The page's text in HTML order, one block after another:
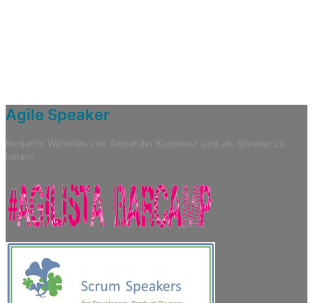
Agile Speaker
Benjamin Wohnhas und Alexander Kussmaul sind als Speaker zu
hören: